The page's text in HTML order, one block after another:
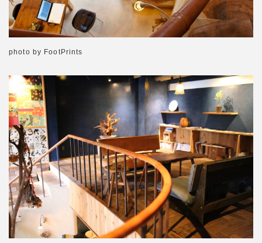
photo by FootPrints